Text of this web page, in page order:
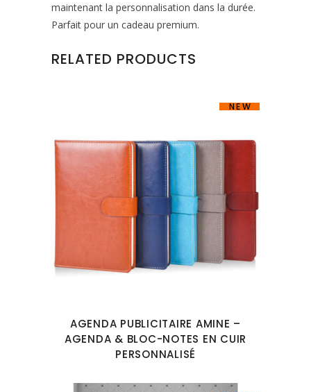
maintenant la personnalisation dans la durée.
Parfait pour un cadeau premium.
RELATED PRODUCTS
NEW
AGENDA PUBLICITAIRE AMINE –
AGENDA & BLOC-NOTES EN CUIR
PERSONNALISÉ